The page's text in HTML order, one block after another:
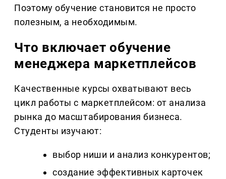
Поэтому обучение становится не просто
полезным, а необходимым.
Что включает обучение
менеджера маркетплейсов
Качественные курсы охватывают весь
цикл работы с маркетплейсом: от анализа
рынка до масштабирования бизнеса.
Студенты изучают:
выбор ниши и анализ конкурентов;
создание эффективных карточек